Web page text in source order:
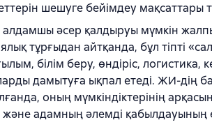
шешуге бейімдеу мақсаттары
әсер қалдыруы мүмкін жалпы
тұрғыдан айтқанда, бұл тіпті
білім беру, өндіріс, логистика,
дамытуға ықпал етеді. ЖИ-дің
оның мүмкіндіктерінің
және адамның әлемді қабылдауының